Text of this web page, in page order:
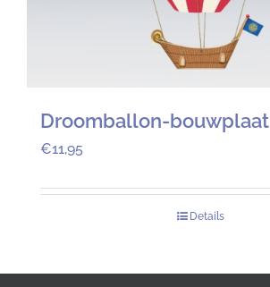
Droomballon-bouwplaat
€11,95
Details